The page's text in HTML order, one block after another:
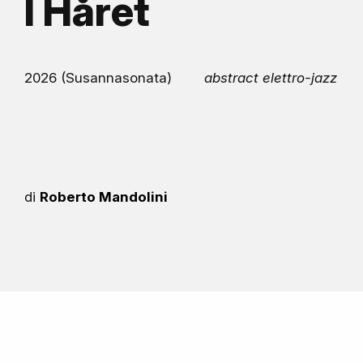
I Håret
2026 (Susannasonata) abstract elettro-jazz
di Roberto Mandolini